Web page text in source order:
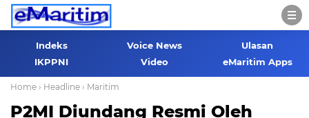
Indeks Voice News
Ulasan
IKPPNI
Video eMaritim Apps
Home › Headline › Maritim
P2MI Diundang Resmi Oleh